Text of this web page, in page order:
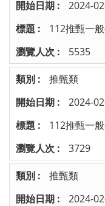
2024-
112推甄一
5535
推甄類
2024-
112推甄一
3729
推甄類
2024-